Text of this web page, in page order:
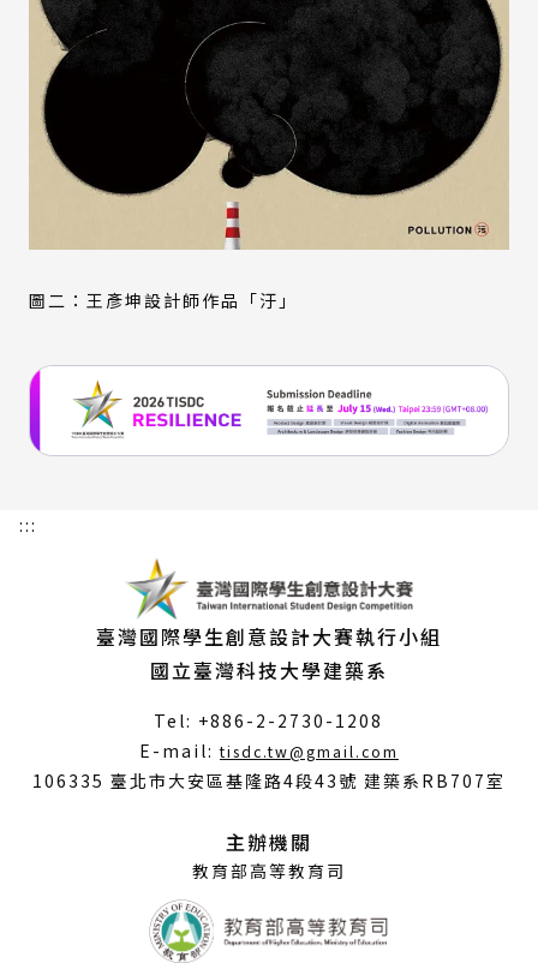
圖二：王彥坤設計師作品「汙」
:::
臺灣國際學生創意設計大賽執行小組
國立臺灣科技大學建築系
Tel: +886-2-2730-1208
E-mail:tisdc.tw@gmail.com
開
106335 臺北市大安區基隆路4段43號 建築系RB707室
主辦機關
教育部高等教育司